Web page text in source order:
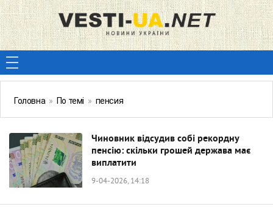
Головна » По темі » пенсия
Чиновник відсудив собі рекордну
пенсію: скільки грошей держава має
виплатити
9-04-2026, 14:18